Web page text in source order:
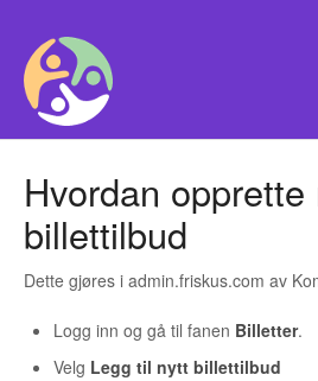
Kontaktinformasjon
Organisasjoner og
Hvordan opprette
billettilbud
Dette gjøres i admin.friskus.com av
Logg inn og gå til fanen Billetter.
Velg Legg til nytt billettilbud